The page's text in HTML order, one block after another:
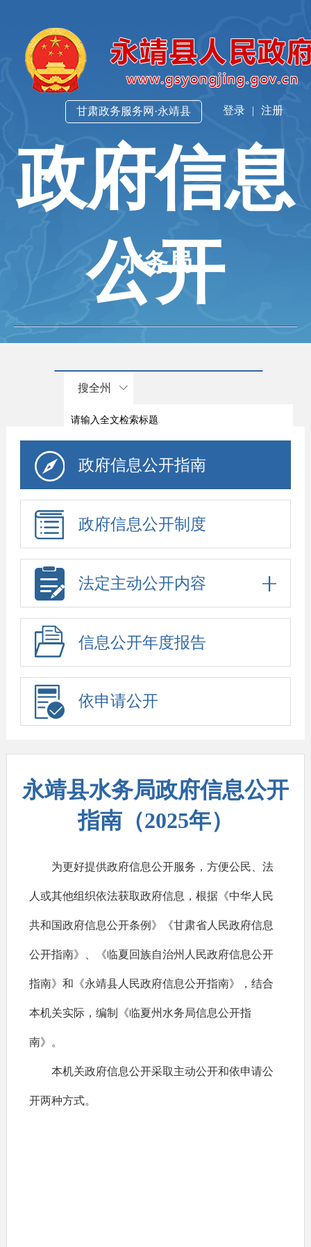
登录 | 注册
甘肃政务服务网·永靖县
政府信息
公开
水务局
搜全州
政府信息公开指南
政府信息公开制度
法定主动公开内容
信息公开年度报告
依申请公开
永靖县水务局政府信息公开
指南（2025年）
为更好提供政府信息公开服务，方便公民、法
人或其他组织依法获取政府信息，根据《中华人民
共和国政府信息公开条例》《甘肃省人民政府信息
公开指南》、《临夏回族自治州人民政府信息公开
指南》和《永靖县人民政府信息公开指南》，结合
本机关实际，编制《临夏州水务局信息公开指
南》。
本机关政府信息公开采取主动公开和依申请公
开两种方式。